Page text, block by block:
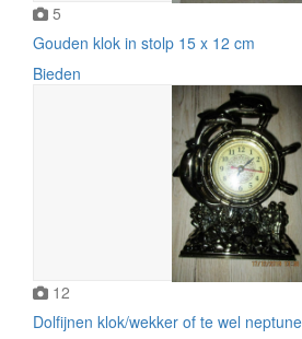
5
Gouden klok in stolp 15 x 12 cm
Bieden
12
Dolfijnen klok/wekker of te wel